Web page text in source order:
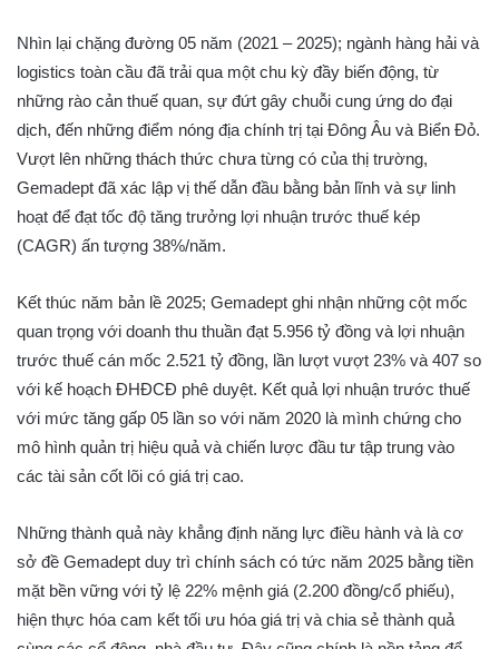
Nhìn lại chặng đường 05 năm (2021 – 2025); ngành hàng hải và
logistics toàn cầu đã trải qua một chu kỳ đầy biến động, từ
những rào cản thuế quan, sự đứt gây chuỗi cung ứng do đại
dịch, đến những điểm nóng địa chính trị tại Đông Âu và Biển Đỏ.
Vượt lên những thách thức chưa từng có của thị trường,
Gemadept đã xác lập vị thế dẫn đầu bằng bản lĩnh và sự linh
hoạt để đạt tốc độ tăng trưởng lợi nhuận trước thuế kép
(CAGR) ấn tượng 38%/năm.
Kết thúc năm bản lề 2025; Gemadept ghi nhận những cột mốc
quan trọng với doanh thu thuần đạt 5.956 tỷ đồng và lợi nhuận
trước thuế cán mốc 2.521 tỷ đồng, lần lượt vượt 23% và 407 so
với kế hoạch ĐHĐCĐ phê duyệt. Kết quả lợi nhuận trước thuế
với mức tăng gấp 05 lần so với năm 2020 là mình chứng cho
mô hình quản trị hiệu quả và chiến lược đầu tư tập trung vào
các tài sản cốt lõi có giá trị cao.
Những thành quả này khẳng định năng lực điều hành và là cơ
sở đề Gemadept duy trì chính sách có tức năm 2025 bằng tiền
mặt bền vững với tỷ lệ 22% mệnh giá (2.200 đồng/cổ phiếu),
hiện thực hóa cam kết tối ưu hóa giá trị và chia sẻ thành quả